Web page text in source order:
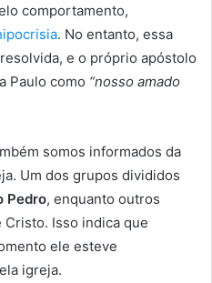
comportamento,
. No entanto, essa
e o próprio apóstolo
Paulo como “nosso amado
somos informados da
Um dos grupos divididos
Pedro, enquanto outros
Cristo. Isso indica que
ele esteve
igreja.